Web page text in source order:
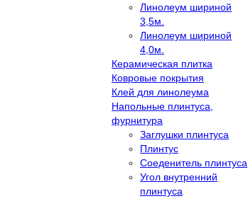
Линолеум шириной
3,5м.
Линолеум шириной
4,0м.
Керамическая плитка
Ковровые покрытия
Клей для линолеума
Напольные плинтуса,
фурнитура
Заглушки плинтуса
Плинтус
Соеденитель плинтуса
Угол внутренний
плинтуса